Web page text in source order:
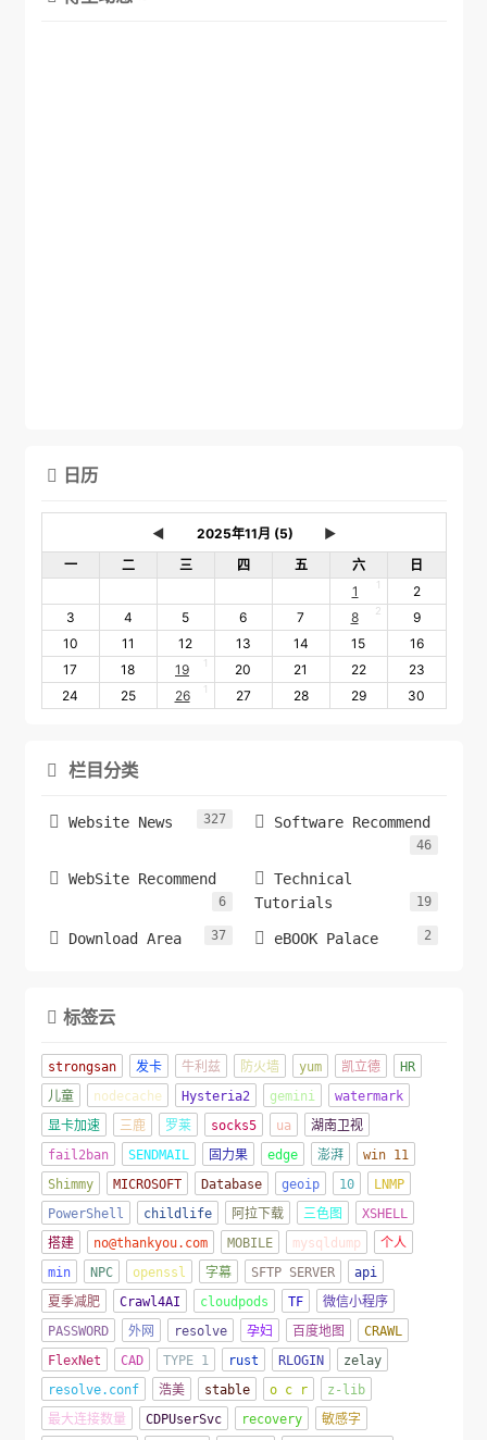
 日历
◄
►
一
二 三 四 五 六
日
1
1
2
3
4 5 6 7 8 2
9
10
11 12 13 14 15
16
17
18 19 1 20 21 22
23
24
25 26 1 27 28 29 30
 栏目分类
 Website News 327  Software Recommend
46
 WebSite Recommend
6

Technical
Tutorials
19
 Download Area 37  eBOOK Palace 2
 标签云
strongsan 发卡 牛利兹 防火墙 yum 凯立德
HR
儿童
nodecache Hysteria2 gemini
watermark
显卡加速
三鹿 罗莱 socks5 ua
湖南卫视
fail2ban
SENDMAIL 固力果 edge 澎湃
win 11
Shimmy
MICROSOFT Database geoip 10
LNMP
PowerShell
childlife 阿拉下载 三色图
XSHELL
搭建
no@thankyou.com MOBILE mysqldump
个人
min
NPC openssl 字幕 SFTP SERVER
api
夏季减肥
Crawl4AI cloudpods TF
微信小程序
PASSWORD
外网 resolve 孕妇 百度地图
CRAWL
FlexNet
CAD TYPE 1 rust RLOGIN
zelay
resolve.conf
浩美 stable o c r
z-lib
最大连接数量
CDPUserSvc recovery 敏感字